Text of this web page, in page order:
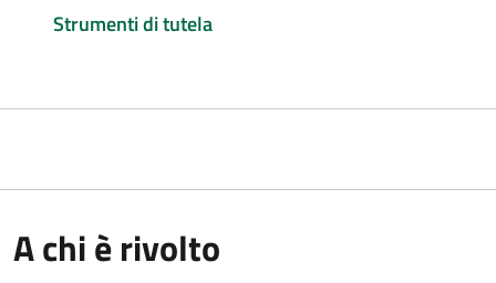
Strumenti di tutela
A chi è rivolto